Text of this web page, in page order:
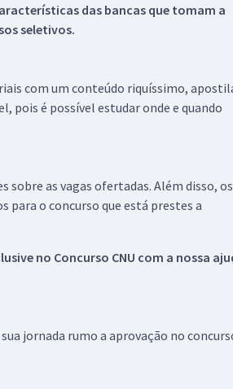
das bancas que tomam a
seletivos.
com um conteúdo riquíssimo,
pois é possível estudar onde e quando
sobre as vagas ofertadas. Além disso, os
para o concurso que está prestes a
no Concurso CNU com a nossa
jornada rumo a aprovação no